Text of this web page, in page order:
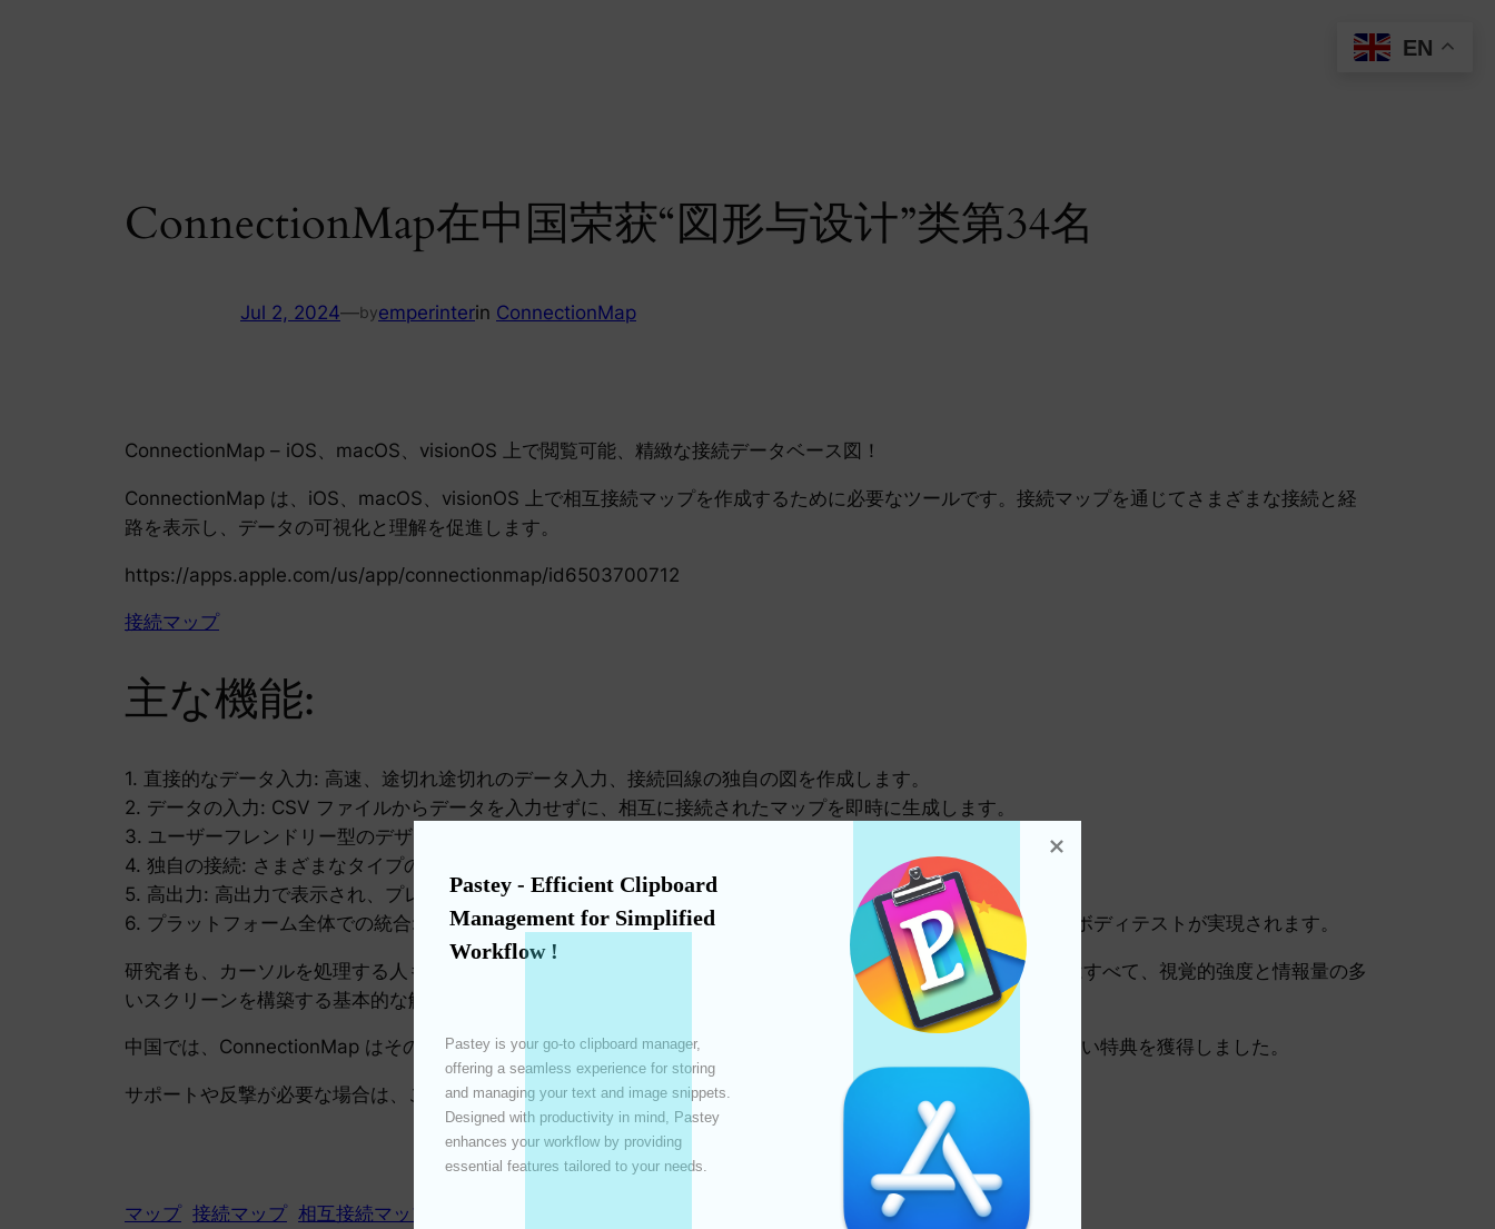
ConnectionMap在中国荣获“図形与设计”类第34名
Jul 2, 2024—byemperinterin ConnectionMap
ConnectionMap – iOS、macOS、visionOS 上で閲覧可能、精緻な接続データベース図！
ConnectionMap は、iOS、macOS、visionOS 上で相互接続マップを作成するために必要なツールです。接続マップを通じてさまざまな接続と経
路を表示し、データの可視化と理解を促進します。
https://apps.apple.com/us/app/connectionmap/id6503700712
接続マップ
主な機能:
1. 直接的なデータ入力: 高速、途切れ途切れのデータ入力、接続回線の独自の図を作成します。
2. データの入力: CSV ファイルからデータを入力せずに、相互に接続されたマップを即時に生成します。
3. ユーザーフレンドリー型のデザイン: 非常にシンプルで快適なインターフェイスを忠実に再現しています。
4. 独自の接続: さまざまなタイプの接続を明確に示すために、さまざまな線条の色と色を選択できます。
5. 高出力: 高出力で表示され、プレゼンテーション、レポート、共有に非常に適しています。
6. プラットフォーム全体での統合: iOS、macOS、visionOS が拡張され、すべてのデバイスで一貫した高効率のボディテストが実現されます。
研究者も、カーソルを処理する人も、データ接続を明確に表示する必要がある人も関係なく、ConnectionMap はすべて、視覚的強度と情報量の多
いスクリーンを構築する基本的な解決策です。
中国では、ConnectionMap はその卓越した機能とユーザーのテストにより、「図とデザイン」の 34 番目に名高い特典を獲得しました。
サポートや反撃が必要な場合は、このシステムのトラフィック レベルを非常に重視しています。
マップ 接続マップ 相互接続マップ
Pastey - Efficient Clipboard
Management for Simplified
Workflow !
Pastey is your go-to clipboard manager,
offering a seamless experience for storing
and managing your text and image snippets.
Designed with productivity in mind, Pastey
enhances your workflow by providing
essential features tailored to your needs.
EN